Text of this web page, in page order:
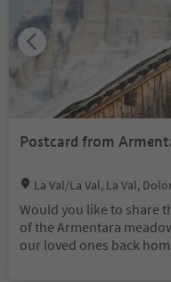
Postcard from
Location:
La Val/La Val, La Val,
Would you like to share
of the Armentara
our loved ones back